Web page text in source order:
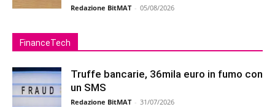
Redazione BitMAT - 05/08/2026
FinanceTech
Truffe bancarie, 36mila euro in fumo con
un SMS
Redazione BitMAT - 31/07/2026